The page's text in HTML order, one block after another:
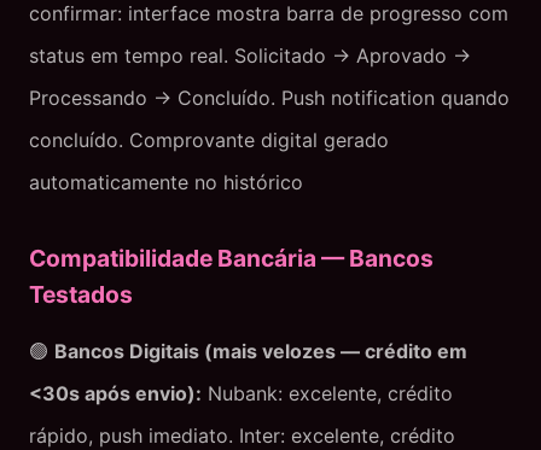
confirmar: interface mostra barra de progresso com
status em tempo real. Solicitado → Aprovado →
Processando → Concluído. Push notification quando
concluído. Comprovante digital gerado
automaticamente no histórico
Compatibilidade Bancária — Bancos
Testados
🟢 Bancos Digitais (mais velozes — crédito em
<30s após envio): Nubank: excelente, crédito
rápido, push imediato. Inter: excelente, crédito